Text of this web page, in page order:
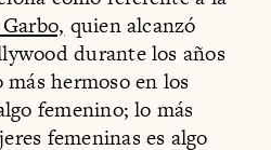
quien alcanzó
durante los años
hermoso en los
femenino; lo más
femeninas es algo